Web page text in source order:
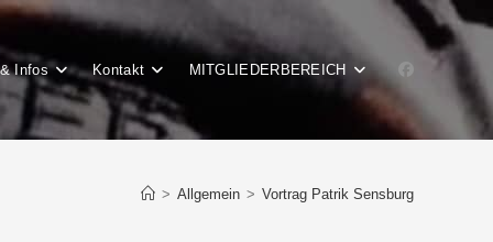
Infos Kontakt MITGLIEDERBEREICH
> Allgemein > Vortrag Patrik Sensburg